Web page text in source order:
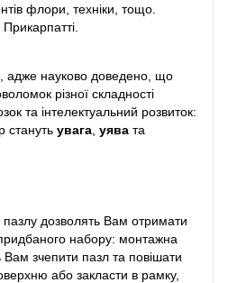
флори, техніки, тощо.
адже науково доведено, що
різної складності
та інтелектуальний розвиток:
стануть увага уява та
пазлу дозволять Вам отримати
набору: монтажна
Вам зчепити пазл та повішати
або закласти в рамку,